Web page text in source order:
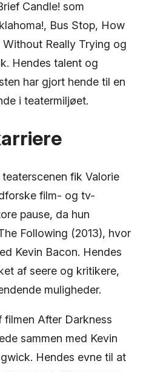
Candle! som
Bus Stop, How
Really Trying og
Hendes talent og
har gjort hende til en
i teatermiljøet.
fik Valorie
film- og tv-
pause, da hun
Following (2013), hvor
Kevin Bacon. Hendes
af seere og kritikere,
muligheder.
filmen After Darkness
sammen med Kevin
Hendes evne til at